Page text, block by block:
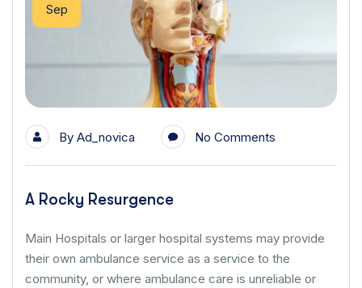
Sep
By Ad_novica No Comments
A Rocky Resurgence
Main Hospitals or larger hospital systems may provide
their own ambulance service as a service to the
community, or where ambulance care is unreliable or